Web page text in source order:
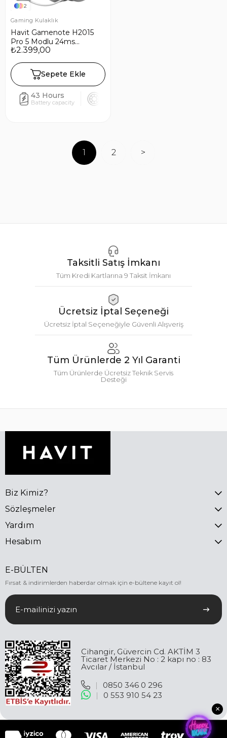
2
Gaming Kulaklık
Havit Gamenote H2015
Pro 5 Modlu 24ms
Kablosuz 7.1 Gaming
₺2.399,00
Sepete Ekle
43 Hours
Battery capacity
1 2 >
×
Taksitli Satış İmkanı
Tüm Kredi Kartlarına 9 Taksit İmkanı
Ücretsiz İptal Seçeneği
Ücretsiz İptal Seçeneğiyle Güvenli Alışveriş
Tüm Ürünlerde 2 Yıl Garanti
Tüm Ürünlerde Ücretsiz Teknik Servis
Desteği
Biz Kimiz?
Sözleşmeler
Yardım
Hesabım
E-BÜLTEN
Fırsat & indirimlerden haberdar olmak için e-bültene kayıt ol!
Cihangir, Güvercin Cd. AKTİM 3
Ticaret Merkezi No : 2 kapı no : 83
Avcılar / İstanbul
|
0850 346 0 296
|
0 553 910 54 23